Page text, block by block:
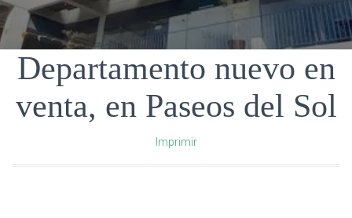
C
Ó
N
Departamento nuevo en
venta, en Paseos del Sol
Imprimir